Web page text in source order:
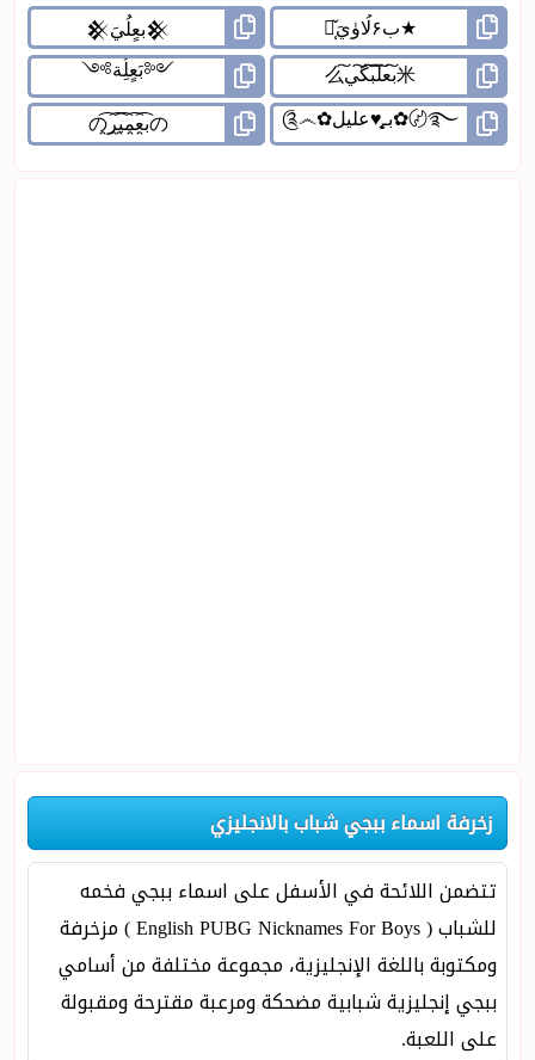
زخرفة اسماء ببجي شباب بالانجليزي
تتضمن اللائحة في الأسفل على اسماء ببجي فخمه
للشباب ( English PUBG Nicknames For Boys ) مزخرفة
ومكتوبة باللغة الإنجليزية، مجموعة مختلفة من أسامي
ببجي إنجليزية شبابية مضحكة ومرعبة مقترحة ومقبولة
على اللعبة.